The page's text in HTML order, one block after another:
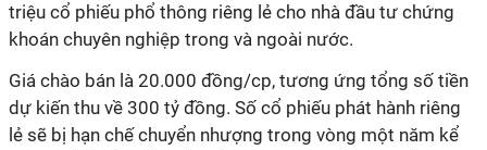
triệu cổ phiếu phổ thông riêng lẻ cho nhà đầu tư chứng
khoán chuyên nghiệp trong và ngoài nước.
Giá chào bán là 20.000 đồng/cp, tương ứng tổng số tiền
dự kiến thu về 300 tỷ đồng. Số cổ phiếu phát hành riêng
lẻ sẽ bị hạn chế chuyển nhượng trong vòng một năm kể